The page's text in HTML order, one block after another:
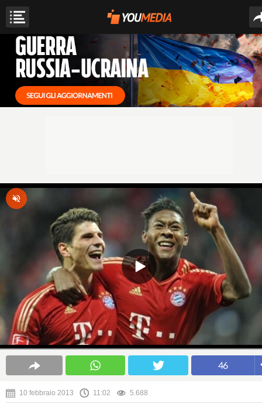
46
10 febbraio 2013 11:02 5.688